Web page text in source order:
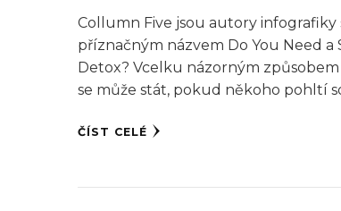
Collumn Five jsou autory infografiky
příznačným názvem Do You Need a
Detox? Vcelku názorným
se může stát, pokud někoho pohltí
ČÍST CELÉ